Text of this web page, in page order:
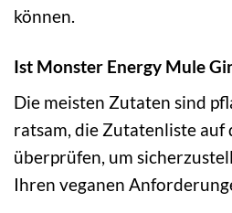
können.
Ist Monster Energy Mule
Die meisten Zutaten sind
ratsam, die Zutatenliste auf
überprüfen, um
Ihren veganen